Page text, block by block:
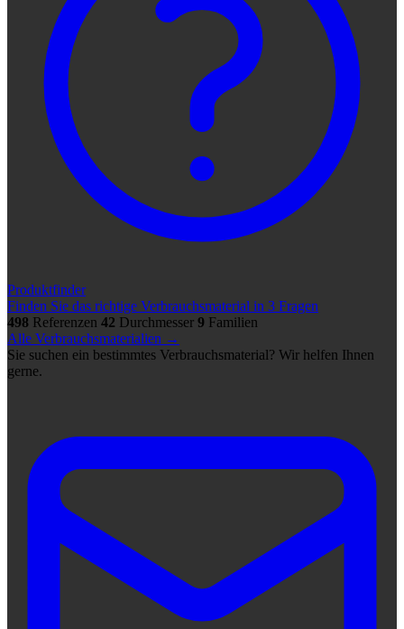
Produktfinder
Finden Sie das richtige Verbrauchsmaterial in 3 Fragen
498 Referenzen 42 Durchmesser 9 Familien
Alle Verbrauchsmaterialien →
Sie suchen ein bestimmtes Verbrauchsmaterial? Wir helfen Ihnen
gerne.